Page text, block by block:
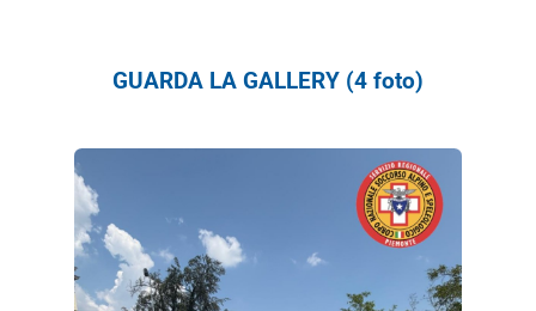
GUARDA LA GALLERY (4 foto)